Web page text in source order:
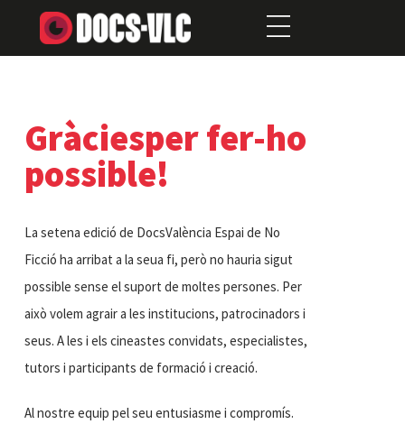
Gràciesper fer-ho
possible!
La setena edició de DocsValència Espai de No
Ficció ha arribat a la seua fi, però no hauria sigut
possible sense el suport de moltes persones. Per
això volem agrair a les institucions, patrocinadors i
seus. A les i els cineastes convidats, especialistes,
tutors i participants de formació i creació.
Al nostre equip pel seu entusiasme i compromís.